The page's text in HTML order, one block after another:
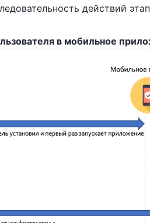
действий
в мобильное